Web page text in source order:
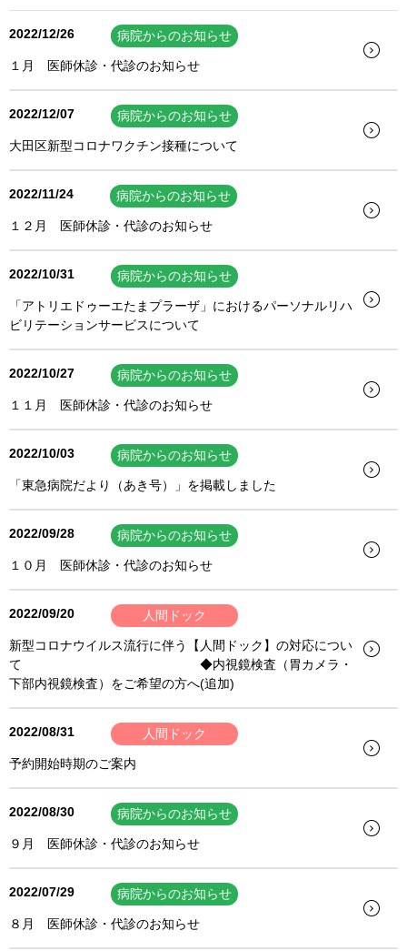
2022/12/26 病院からのお知らせ
１月 医師休診・代診のお知らせ
2022/12/07 病院からのお知らせ
大田区新型コロナワクチン接種について
2022/11/24 病院からのお知らせ
１２月 医師休診・代診のお知らせ
2022/10/31 病院からのお知らせ
「アトリエドゥーエたまプラーザ」におけるパーソナルリハ
ビリテーションサービスについて
2022/10/27 病院からのお知らせ
１１月 医師休診・代診のお知らせ
2022/10/03 病院からのお知らせ
「東急病院だより（あき号）」を掲載しました
2022/09/28 病院からのお知らせ
１０月 医師休診・代診のお知らせ
2022/09/20 人間ドック
新型コロナウイルス流行に伴う【人間ドック】の対応につい
て ◆内視鏡検査（胃カメラ・
下部内視鏡検査）をご希望の方へ(追加)
2022/08/31 人間ドック
予約開始時期のご案内
2022/08/30 病院からのお知らせ
９月 医師休診・代診のお知らせ
2022/07/29 病院からのお知らせ
８月 医師休診・代診のお知らせ